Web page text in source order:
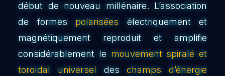
début de nouveau millénaire. L’association
de formes polarisées électriquement et
magnétiquement reproduit et amplifie
considérablement le mouvement spiralé et
toroïdal universel deschamps d’énergie